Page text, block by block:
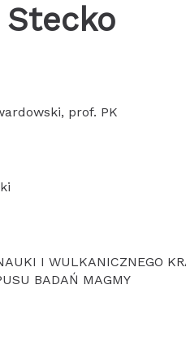
Stecko
prof. PK
I WULKANICZNEGO
BADAŃ MAGMY